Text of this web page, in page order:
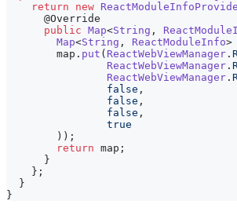
return
new
@Override
public Map<String ,
Map<String , ReactModuleInfo>
        map
. put ( ReactWebViewManager .
ReactWebViewManager .
ReactWebViewManager .
false ,
false ,
false ,
true
) ) ;
return map ;
}
} ;
}
}